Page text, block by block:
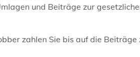
und Beiträge zur
zahlen Sie bis auf die